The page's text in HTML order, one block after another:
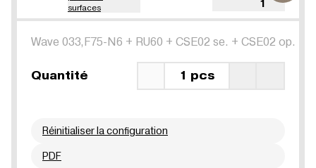
surfaces
1
Wave 033,F75-N6 + RU60 + CSE02 se. + CSE02 op.
Quantité 1 pcs
Réinitialiser la configuration
PDF